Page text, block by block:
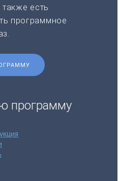
есть
программное
программу